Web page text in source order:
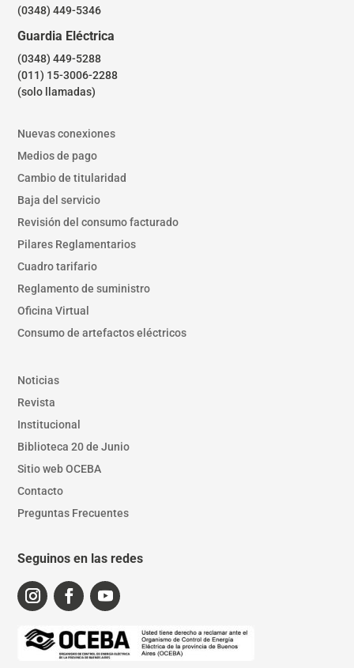
(0348) 449-5346
Guardia Eléctrica
(0348) 449-5288
(011) 15-3006-2288
(solo llamadas)
Nuevas conexiones
Medios de pago
Cambio de titularidad
Baja del servicio
Revisión del consumo facturado
Pilares Reglamentarios
Cuadro tarifario
Reglamento de suministro
Oficina Virtual
Consumo de artefactos eléctricos
Noticias
Revista
Institucional
Biblioteca 20 de Junio
Sitio web OCEBA
Contacto
Preguntas Frecuentes
Seguinos en las redes